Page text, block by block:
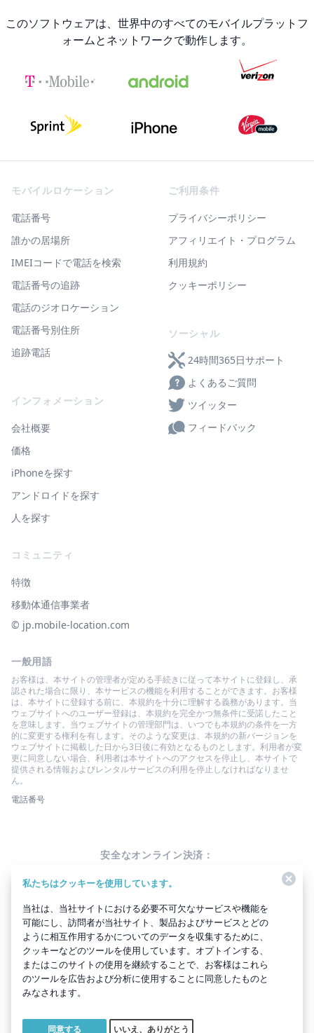
このソフトウェアは、世界中のすべてのモバイルプラットフ
ォームとネットワークで動作します。
モバイルロケーション
電話番号
誰かの居場所
IMEIコードで電話を検索
電話番号の追跡
電話のジオロケーション
電話番号別住所
追跡電話
インフォメーション
会社概要
価格
iPhoneを探す
アンドロイドを探す
人を探す
ご利用条件
プライバシーポリシー
アフィリエイト・プログラム
利用規約
クッキーポリシー
ソーシャル
24時間365日サポート
よくあるご質問
ツイッター
フィードバック
コミュニティ
特徴
移動体通信事業者
© ‌jp.mobile-location.com
一般用語
お客様は、本サイトの管理者が定める手続きに従って本サイトに登録し、承
認された場合に限り、本サービスの機能を利用することができます。お客様
は、本サイトに登録する前に、本規約を十分に理解する義務があります。当
ウェブサイトへのユーザー登録は、本規約を完全かつ無条件に受諾したこと
を意味します。当ウェブサイトの管理部門は、いつでも本規約の条件を一方
的に変更する権利を有します。そのような変更は、本規約の新バージョンを
ウェブサイトに掲載した日から3日後に有効となるものとします。利用者が変
更に同意しない場合、利用者は本サイトへのアクセスを停止し、本サイトで
提供される情報およびレンタルサービスの利用を停止しなければなりませ
ん。
電話番号
安全なオンライン決済：
承認済み
に帰属します。
私たちはクッキーを使用しています。
当社は、当社サイトにおける必要不可欠なサービスや機能を
可能にし、訪問者が当社サイト、製品およびサービスとどの
ように相互作用するかについてのデータを収集するために、
クッキーなどのツールを使用しています。オプトインする、
またはこのサイトの使用を継続することで、お客様はこれら
のツールを広告および分析に使用することに同意したものと
みなされます。
同意する いいえ、ありがとう